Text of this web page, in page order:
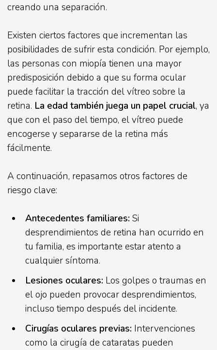
creando una separación.
Existen ciertos factores que incrementan las
posibilidades de sufrir esta condición. Por ejemplo,
las personas con miopía tienen una mayor
predisposición debido a que su forma ocular
puede facilitar la tracción del vítreo sobre la
retina. La edad también juega un papel crucial, ya
que con el paso del tiempo, el vítreo puede
encogerse y separarse de la retina más
fácilmente.
A continuación, repasamos otros factores de
riesgo clave:
Antecedentes familiares: Si
desprendimientos de retina han ocurrido en
tu familia, es importante estar atento a
cualquier síntoma.
Lesiones oculares: Los golpes o traumas en
el ojo pueden provocar desprendimientos,
incluso tiempo después del incidente.
Cirugías oculares previas: Intervenciones
como la cirugía de cataratas pueden